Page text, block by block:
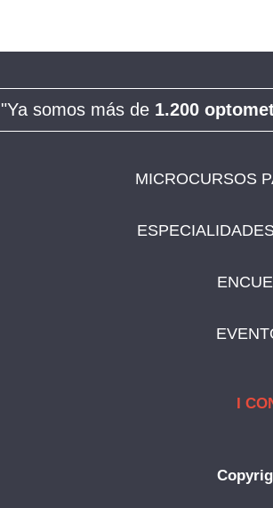
"Ya somos más de 1.200
MICROCURSOS
I